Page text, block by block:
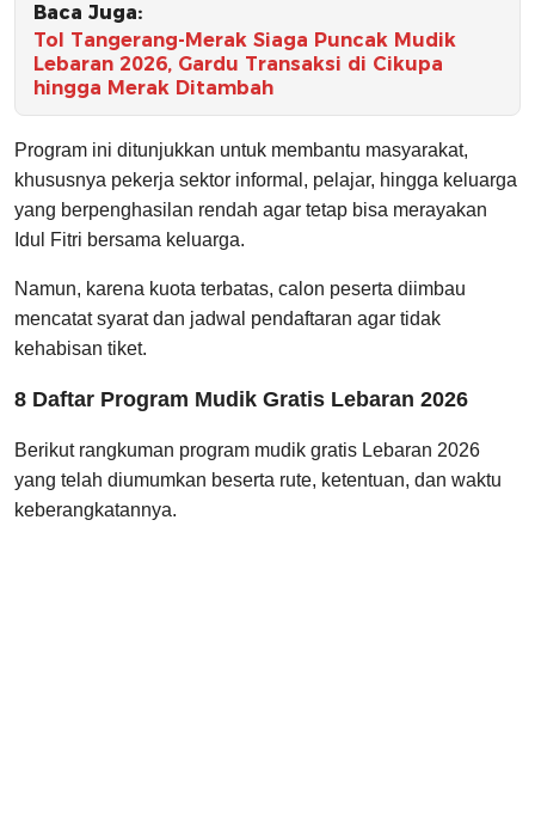
Baca Juga:
Tol Tangerang-Merak Siaga Puncak Mudik
Lebaran 2026, Gardu Transaksi di Cikupa
hingga Merak Ditambah
Program ini ditunjukkan untuk membantu masyarakat,
khususnya pekerja sektor informal, pelajar, hingga keluarga
yang berpenghasilan rendah agar tetap bisa merayakan
Idul Fitri bersama keluarga.
Namun, karena kuota terbatas, calon peserta diimbau
mencatat syarat dan jadwal pendaftaran agar tidak
kehabisan tiket.
8 Daftar Program Mudik Gratis Lebaran 2026
Berikut rangkuman program mudik gratis Lebaran 2026
yang telah diumumkan beserta rute, ketentuan, dan waktu
keberangkatannya.